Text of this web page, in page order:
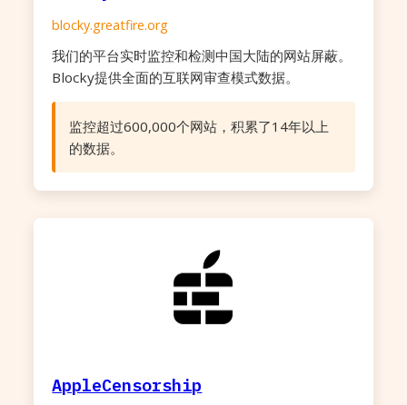
blocky.greatfire.org
我们的平台实时监控和检测中国大陆的网站屏蔽。
Blocky提供全面的互联网审查模式数据。
监控超过600,000个网站，积累了14年以上
的数据。
AppleCensorship